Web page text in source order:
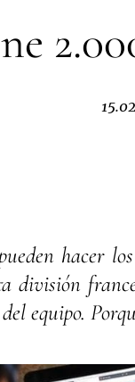
hacer
división
equipo.